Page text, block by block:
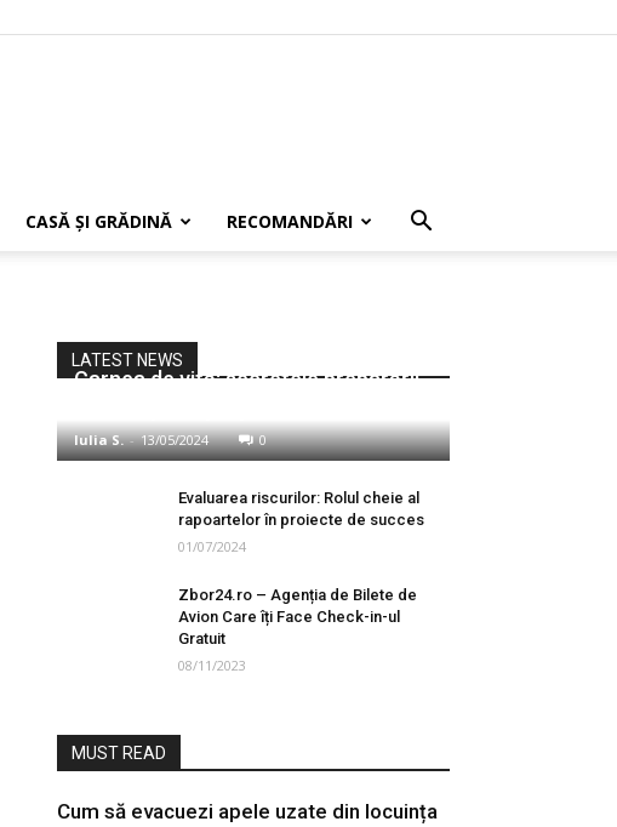
CASĂ ȘI GRĂDINĂ RECOMANDĂRI
LATEST NEWS
Carnea de vită: secretele preparării
Iulia S. - 13/05/2024 0
Evaluarea riscurilor: Rolul cheie al
rapoartelor în proiecte de succes
01/07/2024
Zbor24.ro – Agenția de Bilete de
Avion Care îți Face Check-in-ul
Gratuit
08/11/2023
MUST READ
Cum să evacuezi apele uzate din locuința